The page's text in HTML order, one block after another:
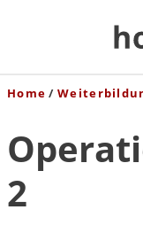
Home
2